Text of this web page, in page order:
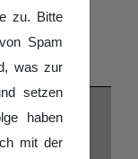
zu. Bitte
Spam
was zur
setzen
haben
mit der